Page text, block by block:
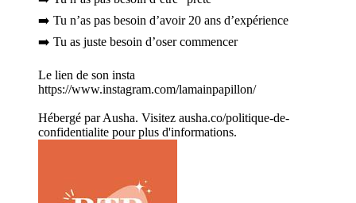
➡️ Tu n’as pas besoin d’avoir 20 ans d’expérience
➡️ Tu as juste besoin d’oser commencer
Le lien de son insta
https://www.instagram.com/lamainpapillon/
Hébergé par Ausha. Visitez ausha.co/politique-de-
confidentialite pour plus d'informations.